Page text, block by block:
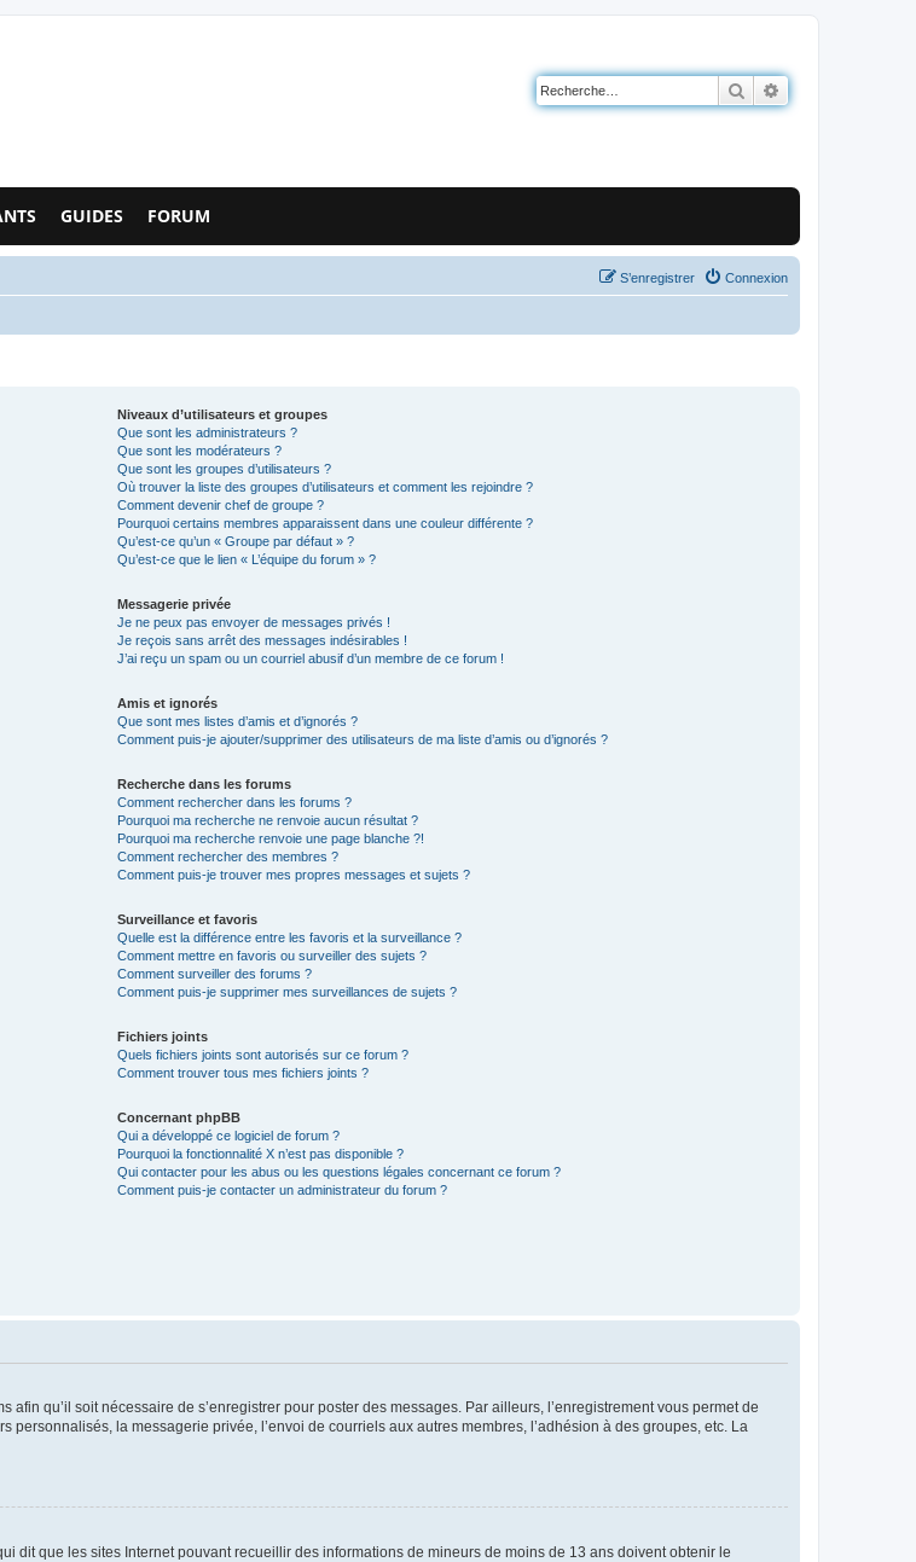
Rechercher
GUIDES FORUM
Connexion
S’enregistrer
Niveaux d’utilisateurs et groupes
Que sont les administrateurs ?
Que sont les modérateurs ?
Que sont les groupes d’utilisateurs ?
Où trouver la liste des groupes d’utilisateurs et comment les rejoindre ?
Comment devenir chef de groupe ?
Pourquoi certains membres apparaissent dans une couleur différente ?
Qu’est-ce qu’un « Groupe par défaut » ?
Qu’est-ce que le lien « L’équipe du forum » ?
Messagerie privée
Je ne peux pas envoyer de messages privés !
Je reçois sans arrêt des messages indésirables !
J’ai reçu un spam ou un courriel abusif d’un membre de ce forum !
Amis et ignorés
Que sont mes listes d’amis et d’ignorés ?
Comment puis-je ajouter/supprimer des utilisateurs de ma liste d’amis ou d’ignorés ?
Recherche dans les forums
Comment rechercher dans les forums ?
Pourquoi ma recherche ne renvoie aucun résultat ?
Pourquoi ma recherche renvoie une page blanche ?!
Comment rechercher des membres ?
Comment puis-je trouver mes propres messages et sujets ?
Surveillance et favoris
Quelle est la différence entre les favoris et la surveillance ?
Comment mettre en favoris ou surveiller des sujets ?
Comment surveiller des forums ?
Comment puis-je supprimer mes surveillances de sujets ?
Fichiers joints
Quels fichiers joints sont autorisés sur ce forum ?
Comment trouver tous mes fichiers joints ?
Concernant phpBB
Qui a développé ce logiciel de forum ?
Pourquoi la fonctionnalité X n’est pas disponible ?
Qui contacter pour les abus ou les questions légales concernant ce forum ?
Comment puis-je contacter un administrateur du forum ?
qu’il soit nécessaire de s’enregistrer pour poster des messages. Par ailleurs, l’enregistrement vous permet de
la messagerie privée, l’envoi de courriels aux autres membres, l’adhésion à des groupes, etc. La
dit que les sites Internet pouvant recueillir des informations de mineurs de moins de 13 ans doivent obtenir le